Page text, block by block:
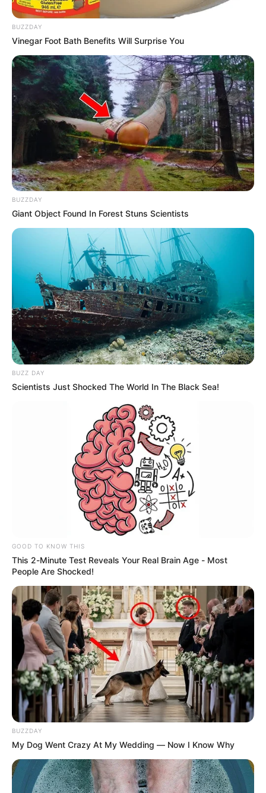
SEGUNDA VUELTA PRESIDENCIAL
Este es el resultado oficial del
escrutinio de la segunda vuelta de las
elecciones presidenciales 2026
ELECCIONES
Inician horas claves para
del CNE aclaró qué pasará
MOE
La participación electoral
en Cartagena subió al 57,6
% y superó la de 2022
ELECCIONES
PRESIDENCIALES
Seguridad y vías: primeras
de Norte de Santander al
presidente electo
REGISTRADURÍA NACIONAL
DEL ESTADO CIVIL
"Fue una participación
histórica": registrador
Hernán Penagos dio
balance de la segunda
ELECCIONES
PRESIDENCIALES
Abelardo de la Espriella
logró una amplia victoria
en el Huila y superó a
Cepeda por más de
145.000 votos
ABELARDO DE LA ESPRIELLA
la segunda vuelta
presidencial? Abelardo de
la Espriella se impuso
BUZZDAY
Vinegar Foot Bath Benefits Will Surprise You
BUZZDAY
Giant Object Found In Forest Stuns Scientists
BUZZ DAY
Scientists Just Shocked The World In The Black Sea!
GOOD TO KNOW THIS
This 2-Minute Test Reveals Your Real Brain Age - Most
People Are Shocked!
BUZZDAY
My Dog Went Crazy At My Wedding — Now I Know Why